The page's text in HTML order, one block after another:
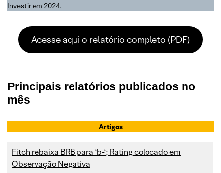
Investir em 2024.
Acesse aqui o relatório completo (PDF)
Principais relatórios publicados no
mês
Artigos
Fitch rebaixa BRB para ‘b-‘; Rating colocado em
Observação Negativa